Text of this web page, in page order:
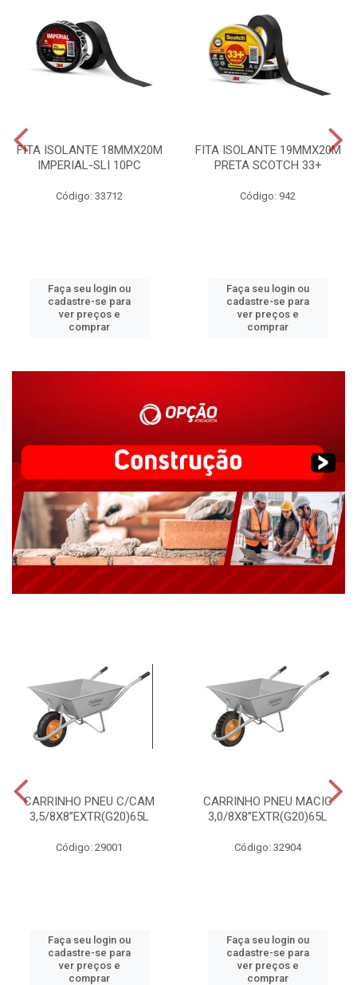
FITA ISOLANTE 18MMX20M
IMPERIAL-SLI 10PC
Código: 33712
Faça seu login ou
cadastre-se para
ver preços e
comprar
FITA ISOLANTE 19MMX20M
PRETA SCOTCH 33+
Código: 942
Faça seu login ou
cadastre-se para
ver preços e
comprar
CARRINHO PNEU C/CAM
3,5/8X8”EXTR(G20)65L
Código: 29001
Faça seu login ou
cadastre-se para
ver preços e
comprar
CARRINHO PNEU MACIC
3,0/8X8”EXTR(G20)65L
Código: 32904
Faça seu login ou
cadastre-se para
ver preços e
comprar